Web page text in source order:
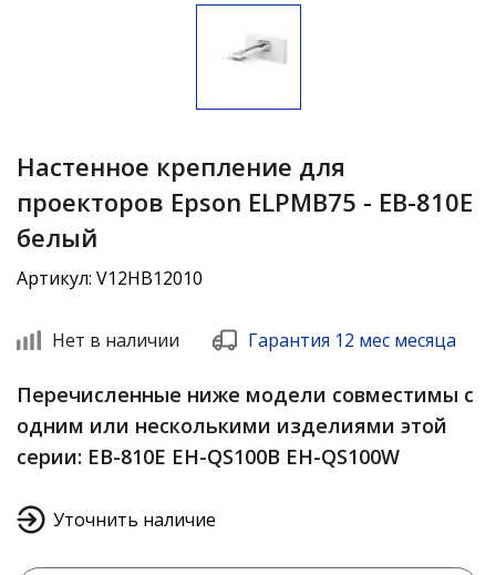
Настенное крепление для
проекторов Epson ELPMB75 - EB-810E
белый
Артикул: V12HB12010
Нет в наличии Гарантия 12 мес месяца
Перечисленные ниже модели совместимы с
одним или несколькими изделиями этой
серии: EB-810E EH-QS100B EH-QS100W
Уточнить наличие